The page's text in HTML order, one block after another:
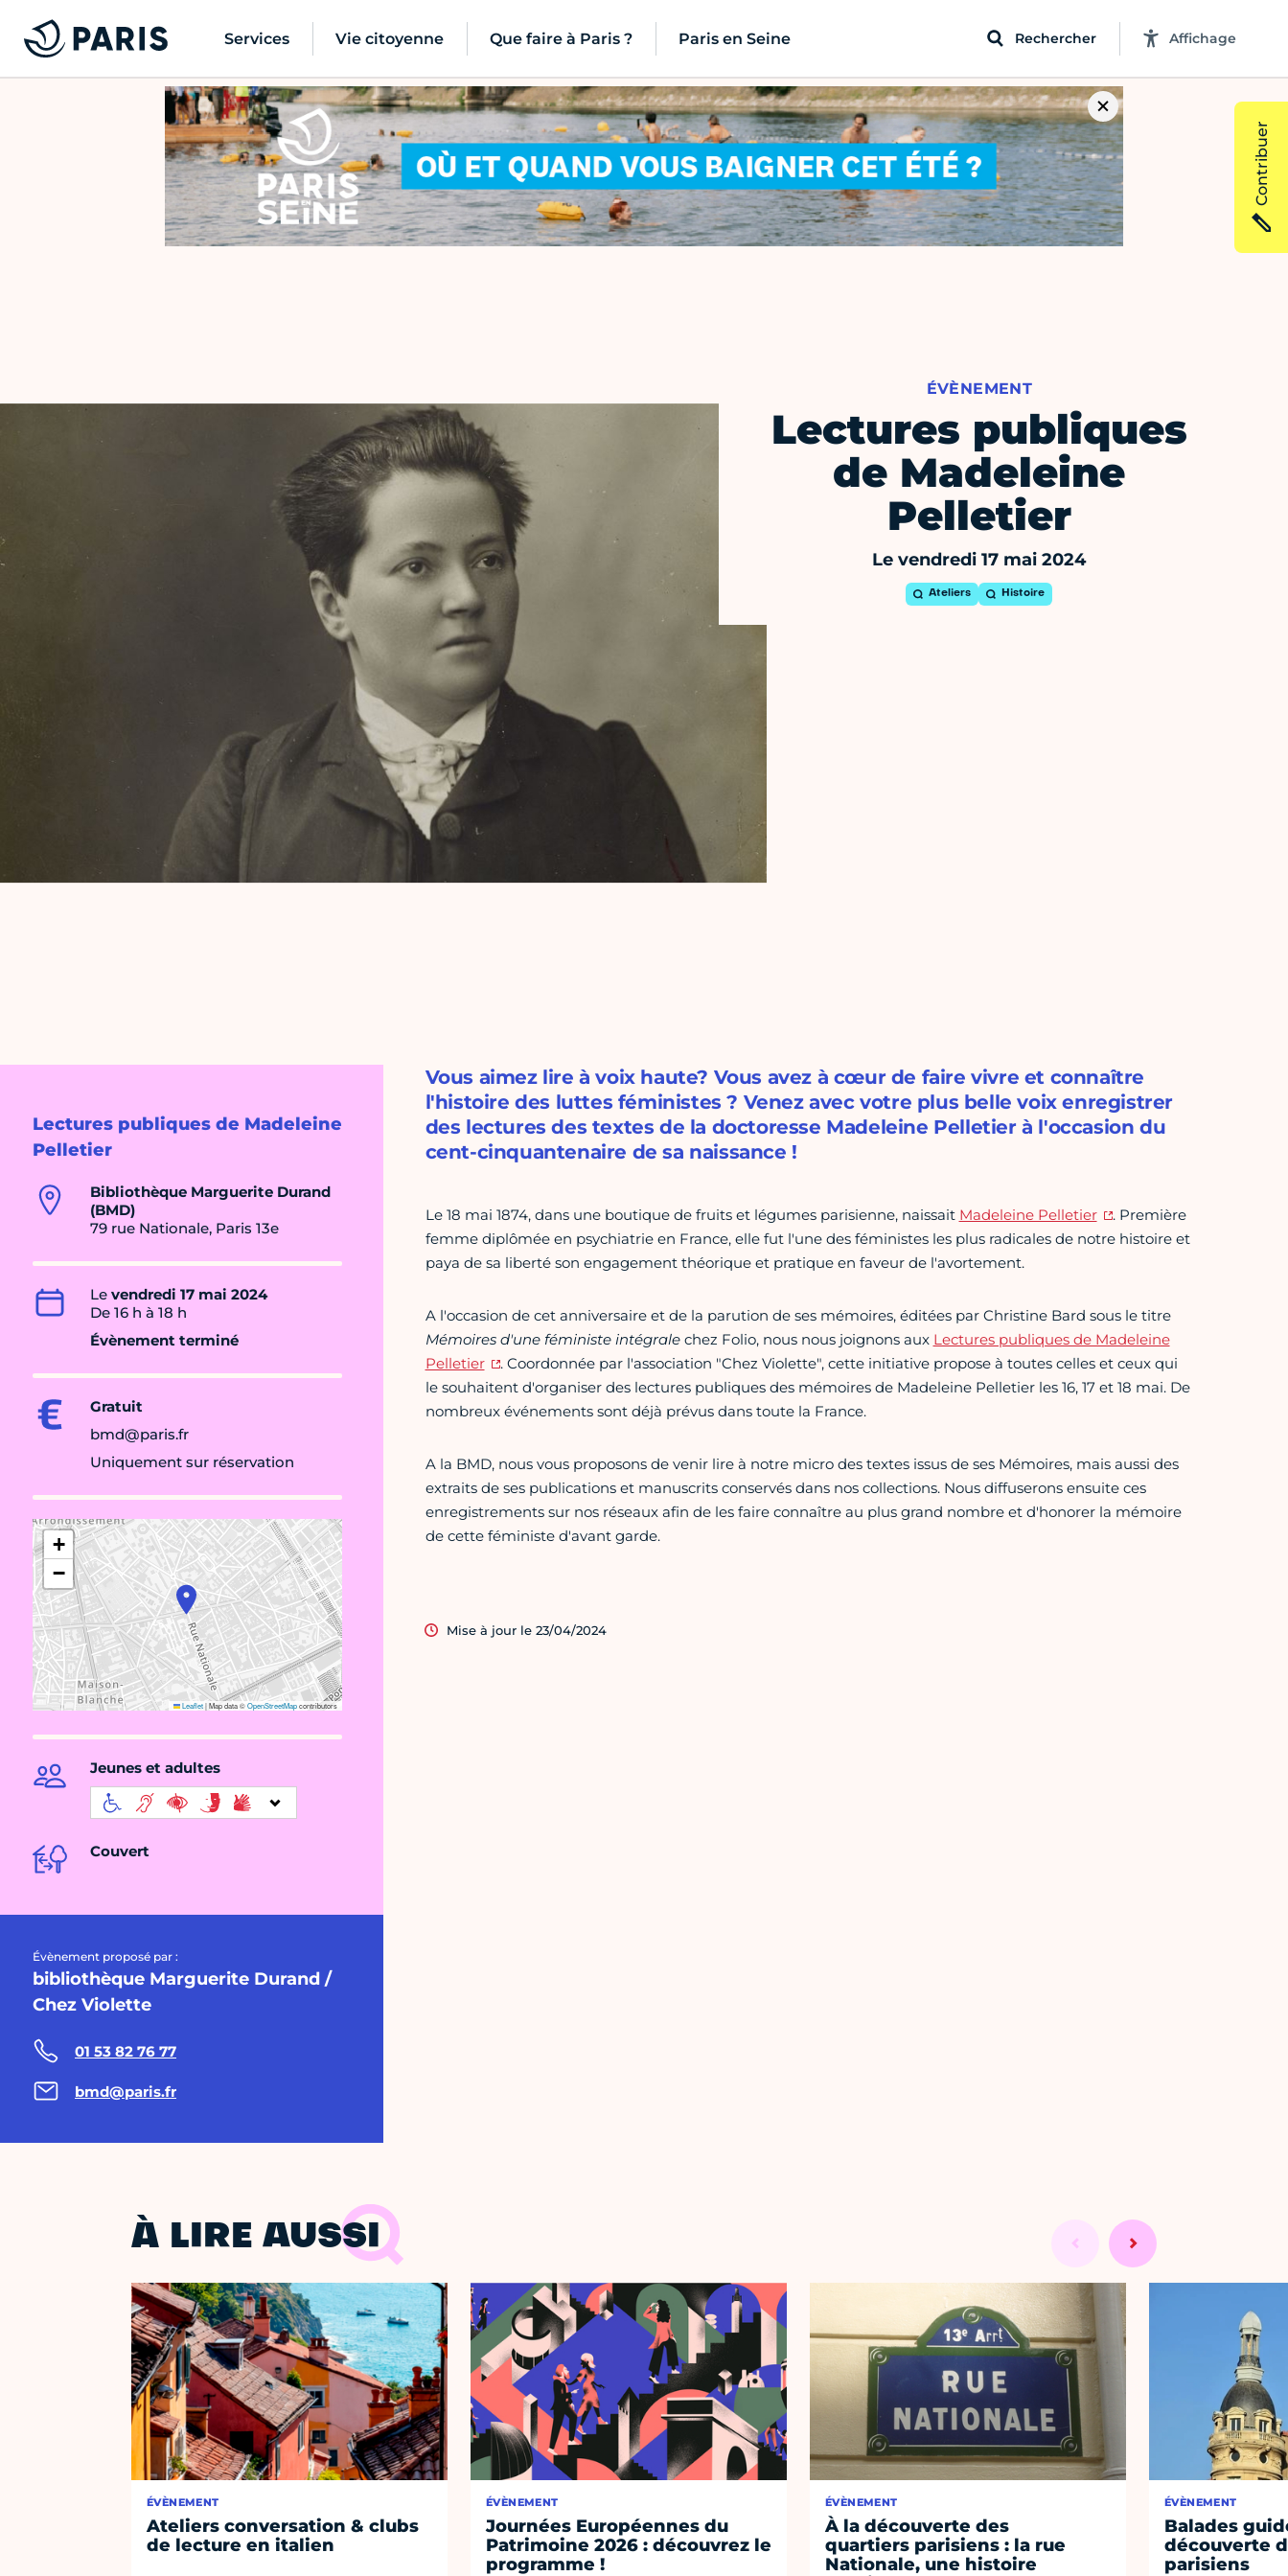
Services Vie citoyenne Que faire à Paris ? Paris en Seine Rechercher Affichage
ÉVÈNEMENT
Lectures publiques
de Madeleine
Pelletier
Le vendredi 17 mai 2024
Ateliers Histoire
Lectures publiques de Madeleine
Pelletier
Bibliothèque Marguerite Durand
(BMD)
79 rue Nationale, Paris 13e
Le vendredi 17 mai 2024
De 16 h à 18 h
Évènement terminé
Gratuit
bmd@paris.fr
Uniquement sur réservation
+
−
Leaflet|Map data ©OpenStreetMapcontributors
Jeunes et adultes
Couvert
Évènement proposé par :
bibliothèque Marguerite Durand /
Chez Violette
01 53 82 76 77
bmd@paris.fr
Vous aimez lire à voix haute? Vous avez à cœur de faire vivre et connaître
l'histoire des luttes féministes ? Venez avec votre plus belle voix enregistrer
des lectures des textes de la doctoresse Madeleine Pelletier à l'occasion du
cent-cinquantenaire de sa naissance !
Le 18 mai 1874, dans une boutique de fruits et légumes parisienne, naissait Madeleine Pelletier
. Première
femme diplômée en psychiatrie en France, elle fut l'une des féministes les plus radicales de notre histoire et
paya de sa liberté son engagement théorique et pratique en faveur de l'avortement.
A l'occasion de cet anniversaire et de la parution de ses mémoires, éditées par Christine Bard sous le titre
Mémoires d'une féministe intégralechez Folio, nous nous joignons aux Lectures publiques de Madeleine
Pelletier
. Coordonnée par l'association "Chez Violette", cette initiative propose à toutes celles et ceux qui
le souhaitent d'organiser des lectures publiques des mémoires de Madeleine Pelletier les 16, 17 et 18 mai. De
nombreux événements sont déjà prévus dans toute la France.
A la BMD, nous vous proposons de venir lire à notre micro des textes issus de ses Mémoires, mais aussi des
extraits de ses publications et manuscrits conservés dans nos collections. Nous diffuserons ensuite ces
enregistrements sur nos réseaux afin de les faire connaître au plus grand nombre et d'honorer la mémoire
de cette féministe d'avant garde.
Mise à jour le 23/04/2024
À LIRE AUSSI
ÉVÈNEMENT
Ateliers conversation & clubs
de lecture en italien
ÉVÈNEMENT
Journées Européennes du
Patrimoine 2026 : découvrez le
programme !
ÉVÈNEMENT
À la découverte des
quartiers parisiens : la rue
Nationale, une histoire
ÉVÈNEMENT
Balades
découverte
parisiens
Contribuer